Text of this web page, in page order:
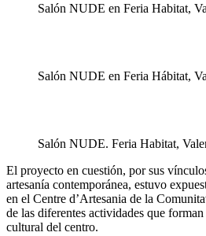
Salón NUDE en Feria Habitat,
Salón NUDE en Feria Hábitat,
Salón NUDE. Feria Habitat,
El proyecto en cuestión, por sus
artesanía contemporánea, estuvo
en el Centre d’Artesania de la
de las diferentes actividades que
cultural del centro.